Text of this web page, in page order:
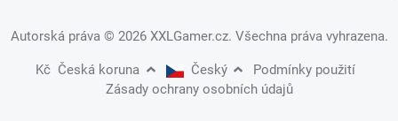
Autorská práva © 2026 XXLGamer.cz. Všechna práva vyhrazena.
Kč Česká koruna Český
Podmínky použití
Zásady ochrany osobních údajů